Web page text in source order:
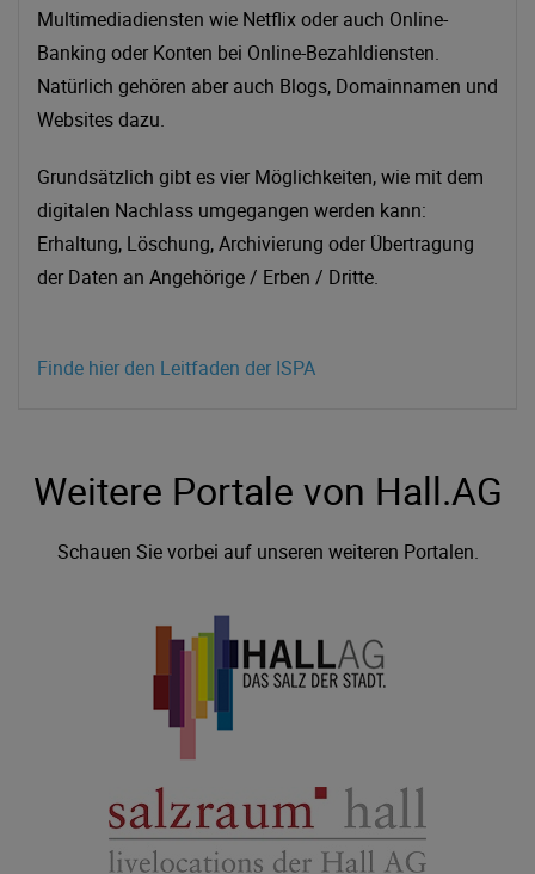
Multimediadiensten wie Netflix oder auch Online-
Banking oder Konten bei Online-Bezahldiensten.
Natürlich gehören aber auch Blogs, Domainnamen und
Websites dazu.
Grundsätzlich gibt es vier Möglichkeiten, wie mit dem
digitalen Nachlass umgegangen werden kann:
Erhaltung, Löschung, Archivierung oder Übertragung
der Daten an Angehörige / Erben / Dritte.
Finde hier den Leitfaden der ISPA
Weitere Portale von Hall.AG
Schauen Sie vorbei auf unseren weiteren Portalen.